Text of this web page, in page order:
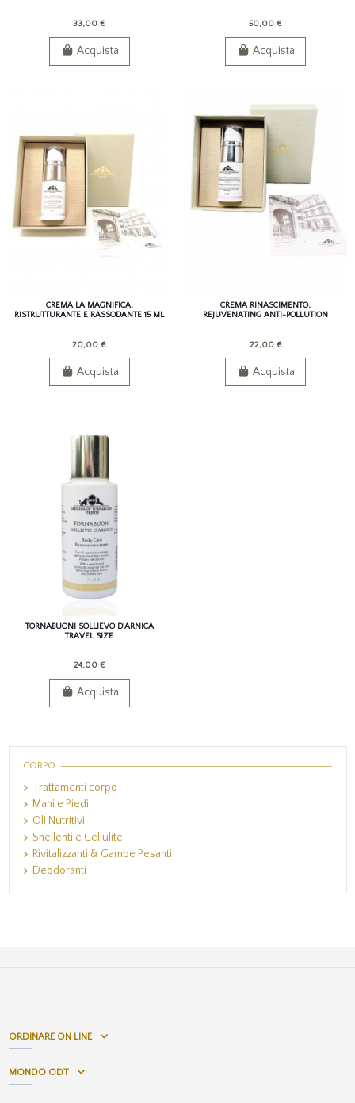
33,00 €
Acquista
50,00 €
Acquista
CREMA LA MAGNIFICA,
RISTRUTTURANTE E RASSODANTE 15 ML
20,00 €
Acquista
CREMA RINASCIMENTO,
REJUVENATING ANTI-POLLUTION
22,00 €
Acquista
TORNABUONI SOLLIEVO D'ARNICA
TRAVEL SIZE
24,00 €
Acquista
CORPO
Trattamenti corpo
Mani e Piedi
Oli Nutritivi
Snellenti e Cellulite
Rivitalizzanti & Gambe Pesanti
Deodoranti
ORDINARE ON LINE
MONDO ODT